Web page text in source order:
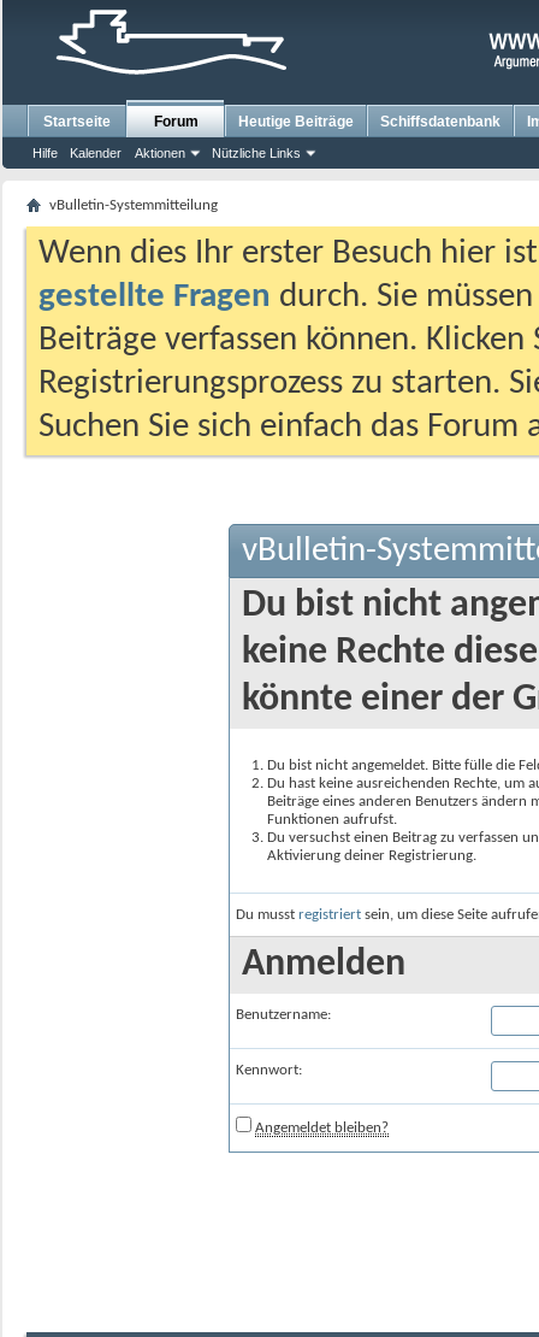
Startseite Forum
Hilfe Kalender Aktionen Nützliche Links
Heutige Beiträge Schiffsdatenbank
vBulletin-Systemmitteilung
Wenn dies Ihr erster Besuch hier
gestellte Fragen durch. Sie
Beiträge verfassen können.
Registrierungsprozess zu starten.
Suchen Sie sich einfach das
vBulletin-
Du bist nicht
keine Rechte
könnte einer der
Du bist nicht angemeldet. Bitte fülle die
Du hast keine ausreichenden Rechte, um
Beiträge eines anderen Benutzers
Funktionen aufrufst.
Du versuchst einen Beitrag zu verfassen
Aktivierung deiner Registrierung.
Du musst registriert sein, um diese Seite
Anmelden
Benutzername:
Kennwort:
Angemeldet bleiben?